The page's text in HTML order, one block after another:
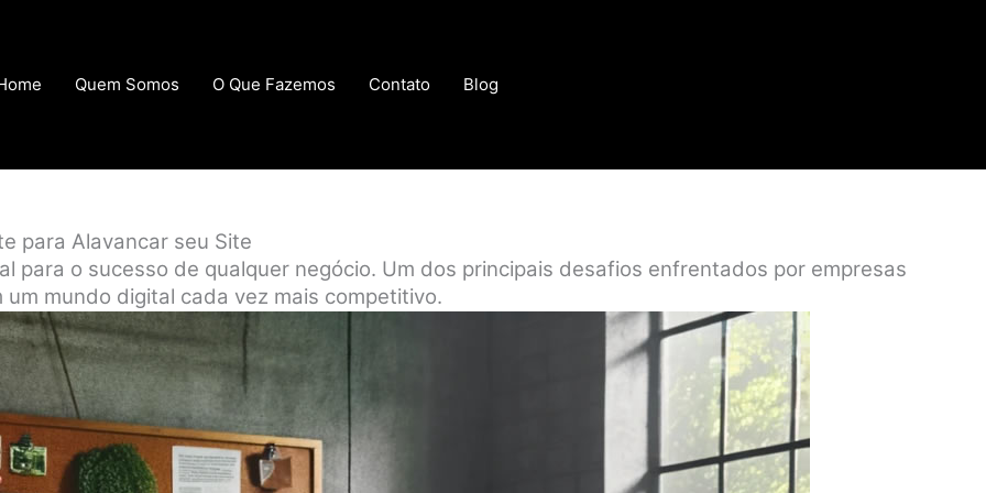
Quem Somos O Que Fazemos Contato Blog
para Alavancar seu Site
para o sucesso de qualquer negócio. Um dos principais desafios enfrentados por empresas
mundo digital cada vez mais competitivo.